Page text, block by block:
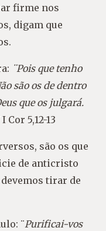
firme nos
digam que
¨Pois que tenho
são os de dentro
que os julgará.
I Cor 5,12-13
são os que
de anticristo
tirar de
¨Purificai-vos